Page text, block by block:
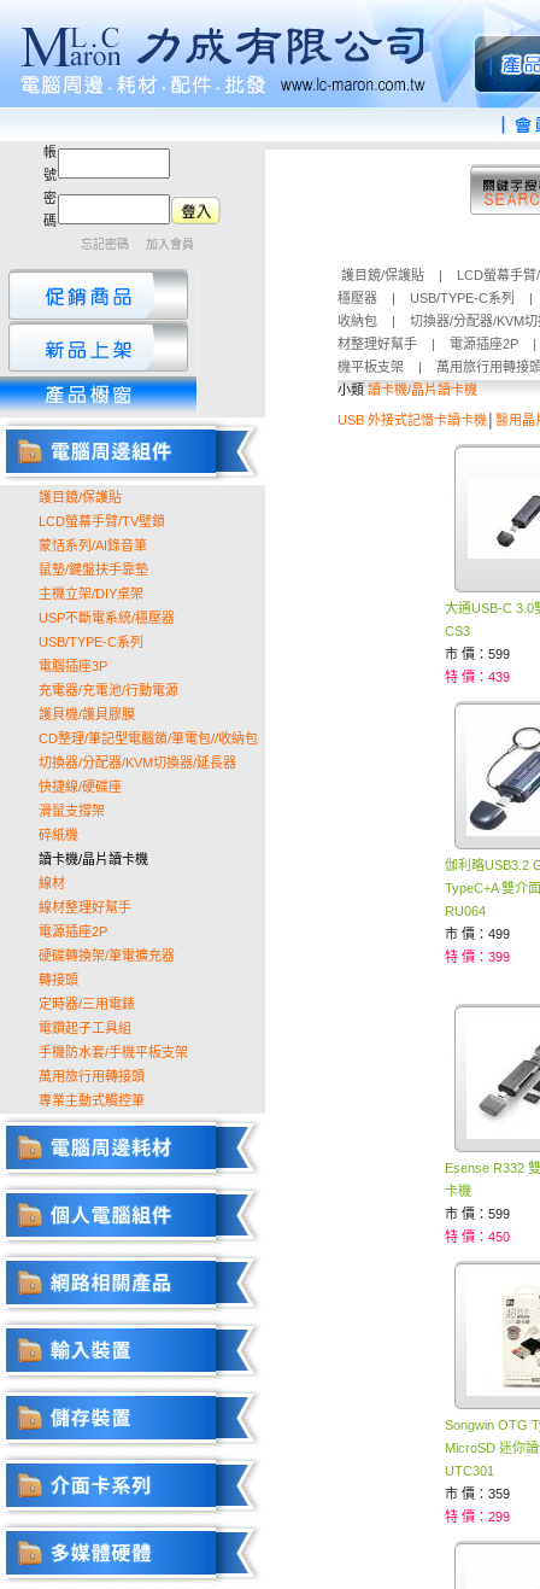
帳
號
密
碼
忘記密碼 加入會員
護目鏡/保護貼
LCD螢幕手臂/TV壁鎖
蒙恬系列/AI錄音筆
鼠墊/鍵盤扶手靠墊
主機立架/DIY桌架
USP不斷電系統/穩壓器
USB/TYPE-C系列
電腦插座3P
充電器/充電池/行動電源
護貝機/護貝膠膜
CD整理/筆記型電腦鎖/筆電包//收納包
切換器/分配器/KVM切換器/延長器
快捷線/硬碟座
滑鼠支撐架
碎紙機
讀卡機/晶片讀卡機
線材
線材整理好幫手
電源插座2P
硬碟轉換架/筆電擴充器
轉接頭
定時器/三用電錶
電鑽起子工具組
手機防水套/手機平板支架
萬用旅行用轉接頭
專業主動式觸控筆
護目鏡/保護貼 |
LCD螢幕手
穩壓器
| USB/TYPE-C系列
收納包
|
切換器/分配器/KVM
材整理好幫手
| 電源插座2P
機平板支架
|
萬用旅行用轉接
小類 讀卡機/晶片讀卡機
USB 外接式記憶卡讀卡機 醫用晶
大通USB-C 3.0
CS3
市 價：599
特 價：439
伽利略USB3.2
TypeC+A 雙介
RU064
市 價：499
特 價：399
Esense R332
卡機
市 價：599
特 價：450
Songwin OTG
MicroSD 迷你
UTC301
市 價：359
特 價：299